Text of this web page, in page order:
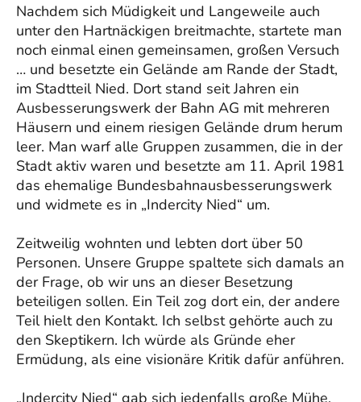
Nachdem sich Müdigkeit und Langeweile auch
unter den Hartnäckigen breitmachte, startete man
noch einmal einen gemeinsamen, großen Versuch
… und besetzte ein Gelände am Rande der Stadt,
im Stadtteil Nied. Dort stand seit Jahren ein
Ausbesserungswerk der Bahn AG mit mehreren
Häusern und einem riesigen Gelände drum herum
leer. Man warf alle Gruppen zusammen, die in der
Stadt aktiv waren und besetzte am 11. April 1981
das ehemalige Bundesbahnausbesserungswerk
und widmete es in „Indercity Nied“ um.
Zeitweilig wohnten und lebten dort über 50
Personen. Unsere Gruppe spaltete sich damals an
der Frage, ob wir uns an dieser Besetzung
beteiligen sollen. Ein Teil zog dort ein, der andere
Teil hielt den Kontakt. Ich selbst gehörte auch zu
den Skeptikern. Ich würde als Gründe eher
Ermüdung, als eine visionäre Kritik dafür anführen.
„Indercity Nied“ gab sich jedenfalls große Mühe,